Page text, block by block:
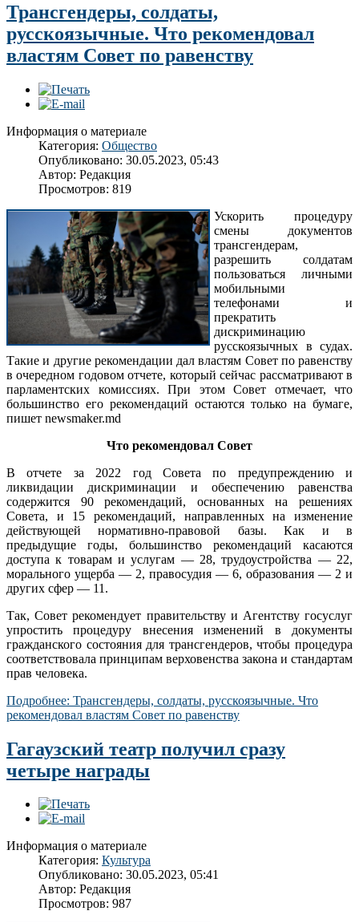
Трансгендеры, солдаты,
русскоязычные. Что рекомендовал
властям Совет по равенству
Информация о материале
Категория: Общество
Опубликовано: 30.05.2023, 05:43
Автор: Редакция
Просмотров: 819
Ускорить процедуру
смены документов
трансгендерам,
разрешить солдатам
пользоваться личными
мобильными
телефонами и
прекратить
дискриминацию
русскоязычных в судах.
Такие и другие рекомендации дал властям Совет по равенству
в очередном годовом отчете, который сейчас рассматривают в
парламентских комиссиях. При этом Совет отмечает, что
большинство его рекомендаций остаются только на бумаге,
пишет newsmaker.md
Что рекомендовал Совет
В отчете за 2022 год Совета по предупреждению и
ликвидации дискриминации и обеспечению равенства
содержится 90 рекомендаций, основанных на решениях
Совета, и 15 рекомендаций, направленных на изменение
действующей нормативно-правовой базы. Как и в
предыдущие годы, большинство рекомендаций касаются
доступа к товарам и услугам — 28, трудоустройства — 22,
морального ущерба — 2, правосудия — 6, образования — 2 и
других сфер — 11.
Так, Совет рекомендует правительству и Агентству госуслуг
упростить процедуру внесения изменений в документы
гражданского состояния для трансгендеров, чтобы процедура
соответствовала принципам верховенства закона и стандартам
прав человека.
Подробнее: Трансгендеры, солдаты, русскоязычные. Что
рекомендовал властям Совет по равенству
Гагаузский театр получил сразу
четыре награды
Информация о материале
Категория: Культура
Опубликовано: 30.05.2023, 05:41
Автор: Редакция
Просмотров: 987